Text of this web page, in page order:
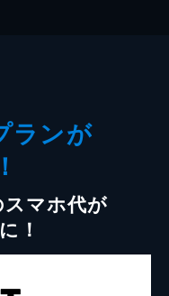
ランが
マホ代が
！